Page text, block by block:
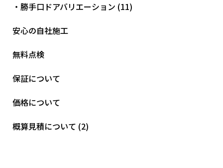
・勝手口ドアバリエーション (11)
安心の自社施工
無料点検
保証について
価格について
概算見積について (2)